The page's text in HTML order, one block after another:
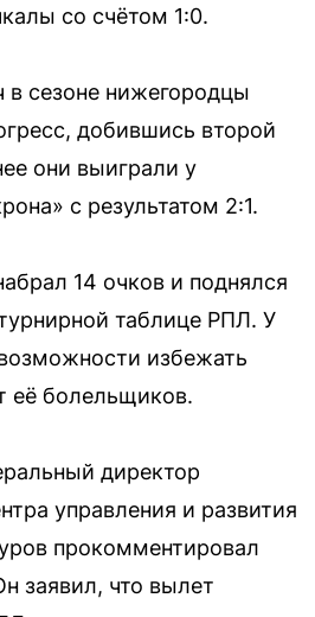
со счётом 1:0.
в сезоне нижегородцы
добившись второй
они выиграли у
с результатом 2:1.
14 очков и поднялся
таблице РПЛ. У
избежать
её болельщиков.
директор
управления и развития
прокомментировал
заявил, что вылет